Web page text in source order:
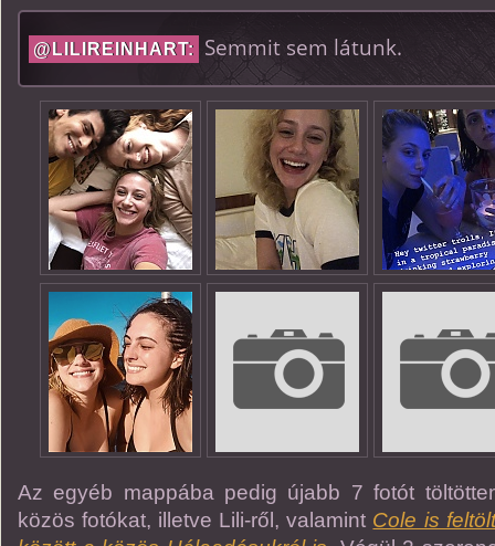
@LILIREINHART: Semmit sem látunk.
Az egyéb mappába pedig újabb 7 fotót
közös fotókat, illetve Lili-ről, valamint Cole is